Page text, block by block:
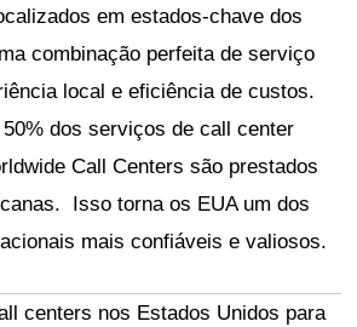
em estados-chave dos
combinação perfeita de serviço
local e eficiência de custos.
dos serviços de call center
Call Centers são prestados
Isso torna os EUA um dos
mais confiáveis e valiosos.
centers nos Estados Unidos para